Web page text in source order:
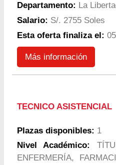
Departamento: La
Salario: S/. 2755 Soles
Esta oferta finaliza el:
Más información
TECNICO ASISTENCIAL
Plazas disponibles: 1
Nivel Académico:
ENFERMERÍA,